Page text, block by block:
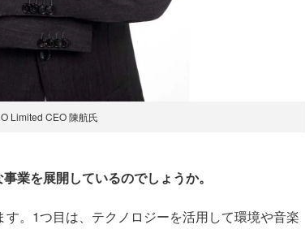
Limited CEO 陳航氏
業を展開しているのでしょうか。
。1つ目は、テクノロジーを活用して環境や音楽